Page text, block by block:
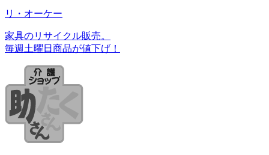
リ・オーケー
家具のリサイクル販売。
毎週土曜日商品が値下げ！